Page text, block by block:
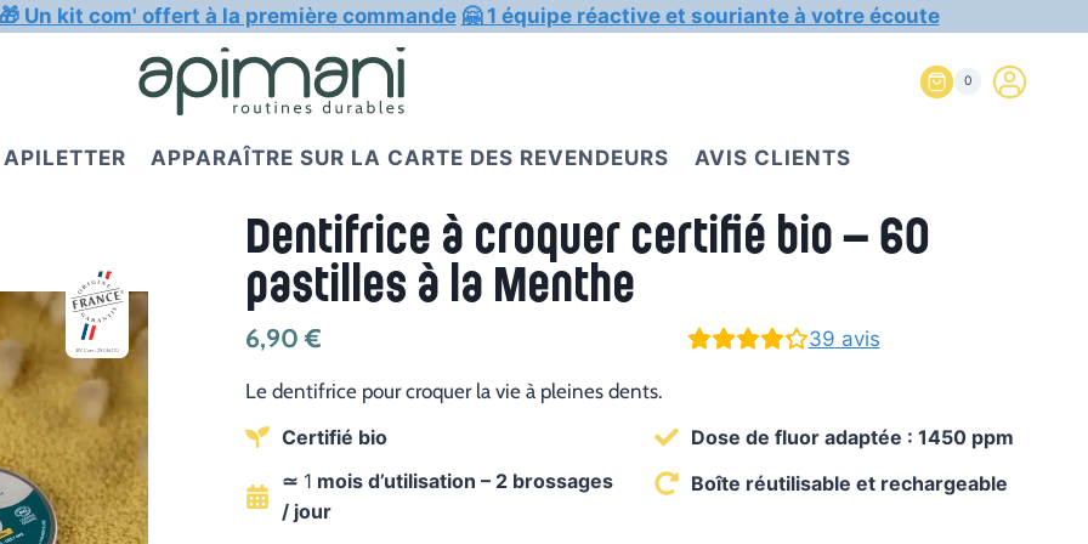
🎁 Un kit com' offert à la première commande 🤗 1 équipe réactive et souriante à votre écoute
0
APILETTER APPARAÎTRE SUR LA CARTE DES REVENDEURS AVIS CLIENTS
Dentifrice à croquer certifié bio – 60
pastilles à la Menthe
6,90 € 39 avis
Le dentifrice pour croquer la vie à pleines dents.
Certifié bio
≃1 mois d’utilisation – 2 brossages
/ jour
Dose de fluor adaptée : 1450 ppm
Boîte réutilisable et rechargeable